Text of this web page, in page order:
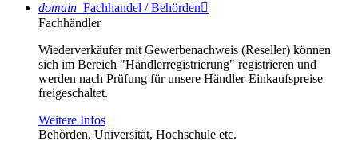
domain Fachhandel / Behörden
Fachhändler
Wiederverkäufer mit Gewerbenachweis (Reseller) können
sich im Bereich "Händlerregistrierung" registrieren und
werden nach Prüfung für unsere Händler-Einkaufspreise
freigeschaltet.
Weitere Infos
Behörden, Universität, Hochschule etc.